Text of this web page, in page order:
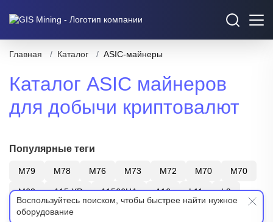
Главная / Каталог / ASIC-майнеры
Каталог ASIC майнеров
для добычи криптовалют
Популярные теги
M79 M78 M76 M73 M72 M70 M70
M63 A15 XP A1566HA A16 L11 L9
S21 T21
Показать еще
Воспользуйтесь поиском, чтобы быстрее найти нужное
оборудование